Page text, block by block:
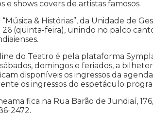
e shows covers de artistas famosos.
“Música & Histórias”, da Unidade de
26 (quinta-feira), unindo no palco
do Teatro é pela plataforma
sábados, domingos e feriados, a
disponíveis os ingressos da
os ingressos do espetáculo
fica na Rua Barão de Jundiaí,
2472.